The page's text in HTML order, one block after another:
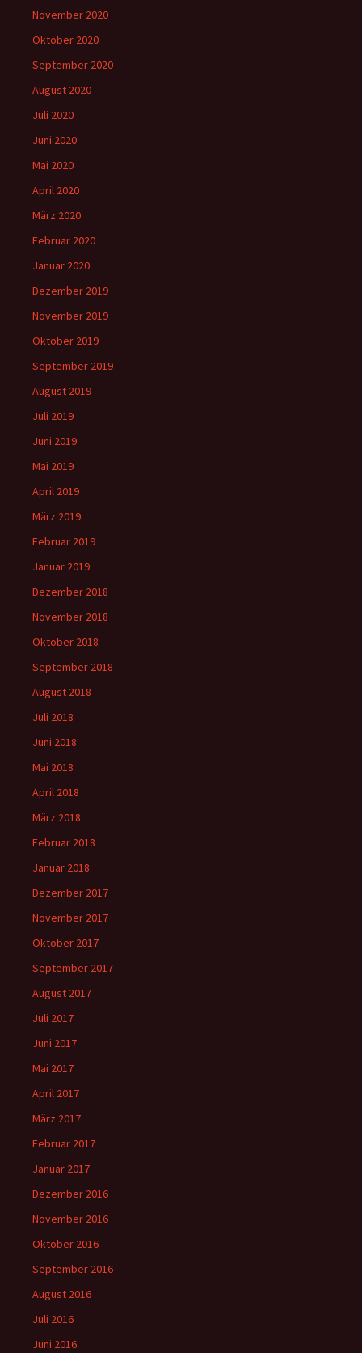
November 2020
Oktober 2020
September 2020
August 2020
Juli 2020
Juni 2020
Mai 2020
April 2020
März 2020
Februar 2020
Januar 2020
Dezember 2019
November 2019
Oktober 2019
September 2019
August 2019
Juli 2019
Juni 2019
Mai 2019
April 2019
März 2019
Februar 2019
Januar 2019
Dezember 2018
November 2018
Oktober 2018
September 2018
August 2018
Juli 2018
Juni 2018
Mai 2018
April 2018
März 2018
Februar 2018
Januar 2018
Dezember 2017
November 2017
Oktober 2017
September 2017
August 2017
Juli 2017
Juni 2017
Mai 2017
April 2017
März 2017
Februar 2017
Januar 2017
Dezember 2016
November 2016
Oktober 2016
September 2016
August 2016
Juli 2016
Juni 2016